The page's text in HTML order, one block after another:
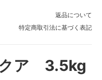
ガニー
ウン
返品について
特定商取引法に基づく表記
クア 3.5kg